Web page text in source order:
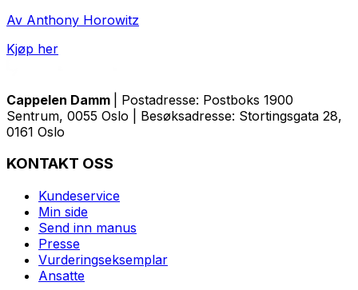
Av Anthony Horowitz
Kjøp her
Cappelen Damm
| Postadresse: Postboks 1900
Sentrum, 0055 Oslo | Besøksadresse: Stortingsgata 28,
0161 Oslo
KONTAKT OSS
Kundeservice
Min side
Send inn manus
Presse
Vurderingseksemplar
Ansatte